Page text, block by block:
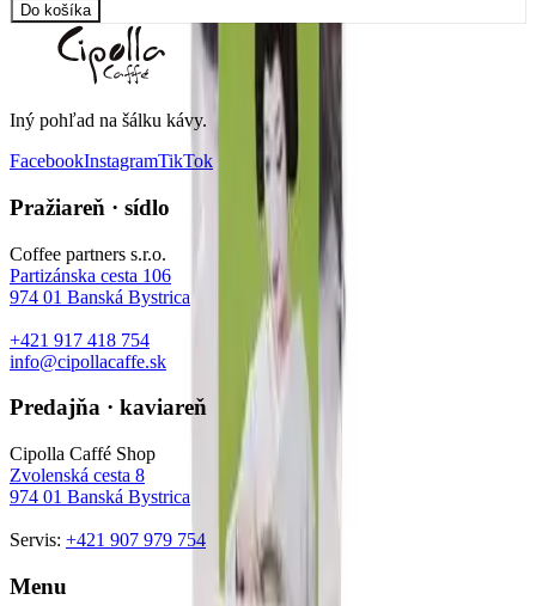
Do košíka
Iný pohľad na šálku kávy.
FacebookInstagramTikTok
Pražiareň · sídlo
Coffee partners s.r.o.
Partizánska cesta 106
974 01 Banská Bystrica
+421 917 418 754
info@cipollacaffe.sk
Predajňa · kaviareň
Cipolla Caffé Shop
Zvolenská cesta 8
974 01 Banská Bystrica
Servis: +421 907 979 754
Menu